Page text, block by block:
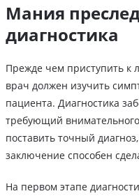
Мания
диагностика
Прежде чем приступить к
врач должен изучить
пациента. Диагностика
требующий
поставить точный
заключение способен
На первом этапе